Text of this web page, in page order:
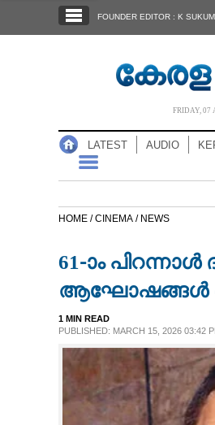
NOTIFIED NEWS
NEWS 360
CASE DIARY
FOUNDER EDITOR : K
FRIDAY, 07
LATEST AUDIO
HOME /CINEMA / NEWS
61-ാം
ആഘോഷങ്ങൾ
1 MIN READ
PUBLISHED: MARCH 15, 2026 03:42